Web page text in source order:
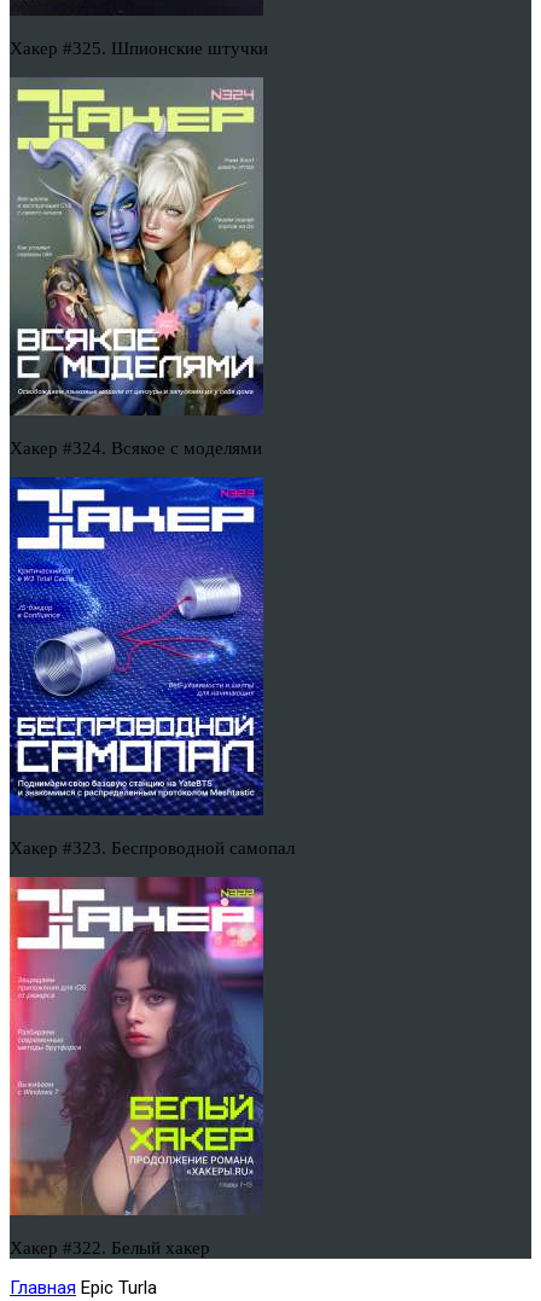
Хакер #325. Шпионские штучки
Хакер #324. Всякое с моделями
Хакер #323. Беспроводной самопал
Хакер #322. Белый хакер
Главная Epic Turla